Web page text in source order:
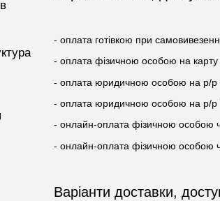
- оплата готівкою при
- оплата фізичною особою на
- оплата юридичною особою на р/р
- оплата юридичною особою на р/р
- онлайн-оплата фізичною особою
- онлайн-оплата фізичною особою
Варіанти доставки,